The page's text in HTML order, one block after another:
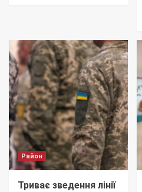
Район
Триває зведення лінії